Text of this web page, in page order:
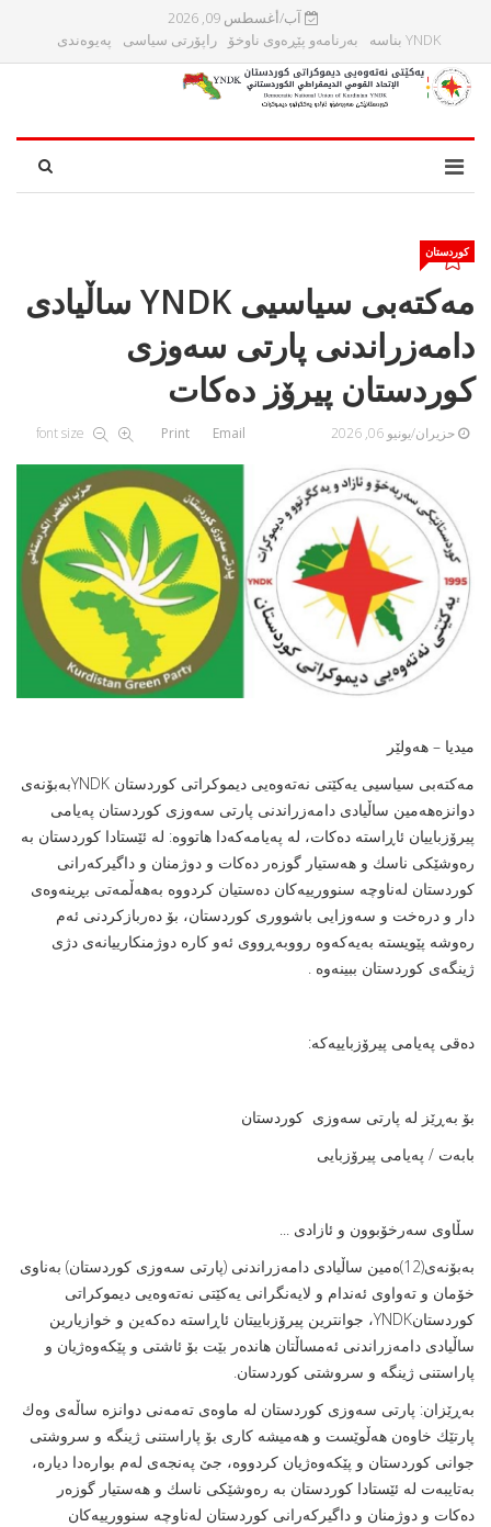
آب/أغسطس 09, 2026
YNDK بناسه‌
بەرنامەو پێڕەوی ناوخۆ راپۆرتی سیاسی پەیوەندی
کوردستان
مه‌كته‌بی سیاسیی YNDK ساڵیادی
دامەزراندنی پارتی سه‌وزی
كوردستان پیرۆز دەكات
حزيران/يونيو 06, 2026 font size Print Email
میدیا – هەولێر
مه‌كته‌بی سیاسیی یەکێتى نەتەوەیى دیموکراتى کوردستان YNDKبەبۆنەى
دوانزه‌هه‌مين ساڵیادى دامەزراندنی پارتی سه‌وزی كوردستان په‌یامی
پیرۆزباییان ئاڕاسته‌ ده‌كات، له‌ په‌یامه‌كه‌دا هاتووه‌:‌ له‌ ئێستادا كوردستان به‌
ره‌وشێكی ناسك و هه‌ستیار گوزه‌ر ده‌كات‌ و دوژمنان و داگيركه‌رانى
كوردستان له‌ناوچه‌ سنوورييه‌كان ده‌ستيان كردووه‌ به‌هه‌ڵمه‌تى بڕينه‌وه‌ى
دار و دره‌خت و سه‌وزايى باشوورى كوردستان، بۆ ده‌ربازكردنی ئه‌م
ره‌وشه‌ پێویسته‌ به‌يه‌كه‌وه‌ رووبه‌ڕووى ئه‌و كاره‌ دوژمنكارييانه‌ى دژى
ژينگه‌ى كوردستان ببينه‌وه‌ .
ده‌قی په‌یامی پیرۆزباییه‌كه‌:
بۆ بەڕێز له‌ پارتی سه‌وزی كوردستان
بابەت / په‌یامی پیرۆزبایی
سڵاوی سەرخۆبوون ‌و ئازادی ...
بەبۆنەی(12)ه‌مین ساڵیادی دامەزراندنی (پارتی سه‌وزی كوردستان) بەناوی
خۆمان ‌و تەواوی ئەندام ‌و لایەنگرانی یه‌كێتی نه‌ته‌وه‌یی دیموكراتی
كوردستانYNDK، جوانترین پیرۆزباییتان ئاڕاستە دەكەین‌ و خوازیارین
ساڵیادی دامەزراندنی ئەمساڵتان هاندەر بێت بۆ ئاشتی و پێكه‌وه‌ژیان و
پاراستنی ژینگه‌ و سروشتی كوردستان.
بەڕێزان: پارتی سه‌وزی كوردستان له‌ ماوه‌ی ته‌مه‌نی دوانزه‌ ساڵه‌ی وه‌ك
پارتێك خاوه‌ن هه‌ڵوێست‌ و هه‌میشه‌ كاری بۆ پاراستنی ژینگه‌ و سروشتی
جوانی كوردستان و پێكه‌وه‌ژیان كردووه‌، جێ په‌نجه‌ی له‌م بواره‌دا دیاره‌،
به‌تایبه‌ت له‌ ئێستادا كوردستان به‌ ره‌وشێكی ناسك و هه‌ستیار گوزه‌ر
ده‌كات‌ و دوژمنان و داگيركه‌رانى كوردستان له‌ناوچه‌ سنوورييه‌كان